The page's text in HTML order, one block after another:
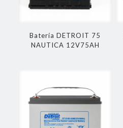
Batería DETROIT 75
NAUTICA 12V75AH